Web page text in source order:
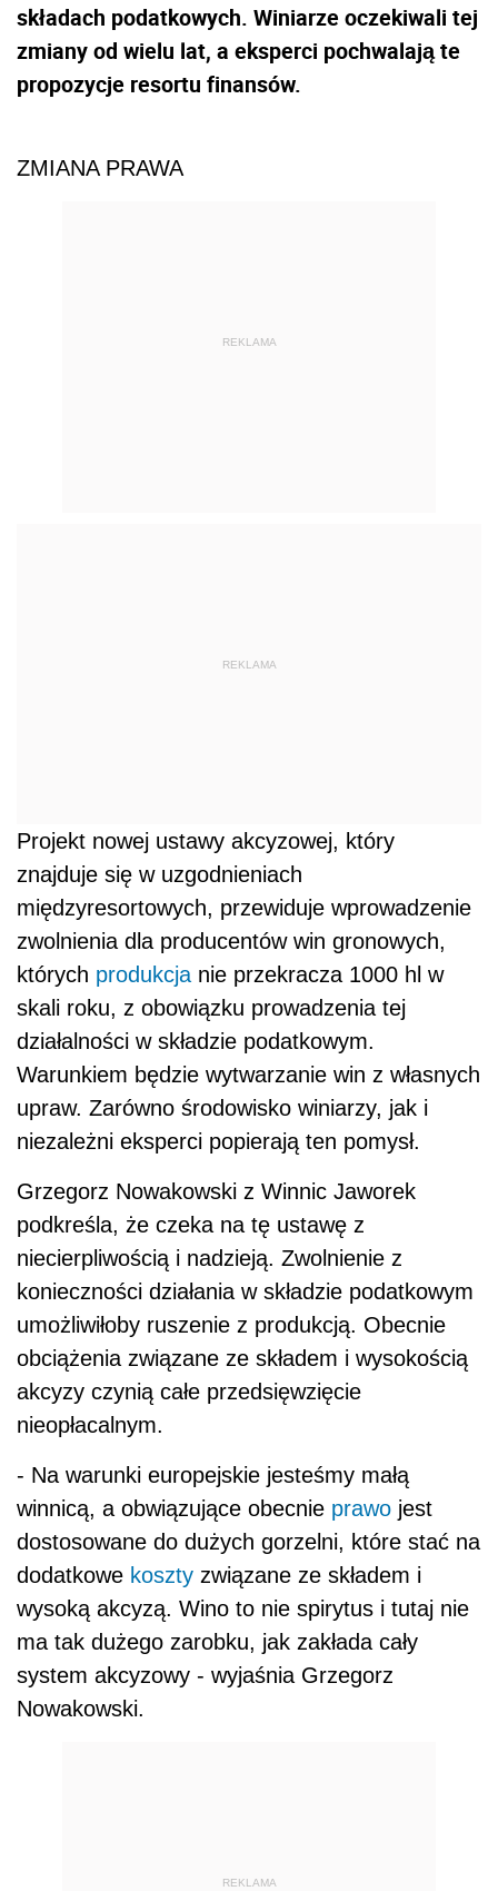
składach podatkowych. Winiarze oczekiwali tej
zmiany od wielu lat, a eksperci pochwalają te
propozycje resortu finansów.
ZMIANA PRAWA
REKLAMA
REKLAMA
Projekt nowej ustawy akcyzowej, który
znajduje się w uzgodnieniach
międzyresortowych, przewiduje wprowadzenie
zwolnienia dla producentów win gronowych,
których produkcja nie przekracza 1000 hl w
skali roku, z obowiązku prowadzenia tej
działalności w składzie podatkowym.
Warunkiem będzie wytwarzanie win z własnych
upraw. Zarówno środowisko winiarzy, jak i
niezależni eksperci popierają ten pomysł.
Grzegorz Nowakowski z Winnic Jaworek
podkreśla, że czeka na tę ustawę z
niecierpliwością i nadzieją. Zwolnienie z
konieczności działania w składzie podatkowym
umożliwiłoby ruszenie z produkcją. Obecnie
obciążenia związane ze składem i wysokością
akcyzy czynią całe przedsięwzięcie
nieopłacalnym.
- Na warunki europejskie jesteśmy małą
winnicą, a obwiązujące obecnie prawo jest
dostosowane do dużych gorzelni, które stać na
dodatkowe koszty związane ze składem i
wysoką akcyzą. Wino to nie spirytus i tutaj nie
ma tak dużego zarobku, jak zakłada cały
system akcyzowy - wyjaśnia Grzegorz
Nowakowski.
REKLAMA